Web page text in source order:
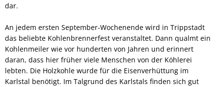
dar.
An jedem ersten September-Wochenende wird in Trippstadt
das beliebte Kohlenbrennerfest veranstaltet. Dann qualmt ein
Kohlenmeiler wie vor hunderten von Jahren und erinnert
daran, dass hier früher viele Menschen von der Köhlerei
lebten. Die Holzkohle wurde für die Eisenverhüttung im
Karlstal benötigt. Im Talgrund des Karlstals finden sich gut